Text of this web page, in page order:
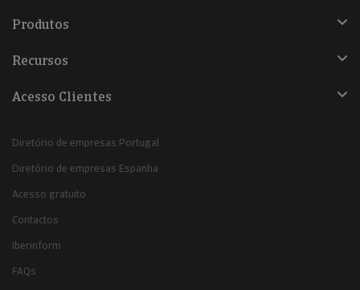
Produtos
Recursos
Acesso Clientes
Diretório de empresas Portugal
Diretório de empresas Espanha
Acesso gratuito
Contactos
Iberinform
FAQs